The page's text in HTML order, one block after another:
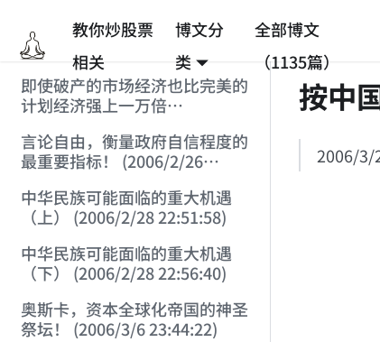
教你炒股票
相关
博文分
类
全部博文
（1135篇）
即使破产的市场经济也比完美的
计划经济强上一万倍
言论自由，衡量政府自信程度的
最重要指标！ (2006/2/26
中华民族可能面临的重大机遇
（上） (2006/2/28 22:51:58)
中华民族可能面临的重大机遇
（下） (2006/2/28 22:56:40)
奥斯卡，资本全球化帝国的神圣
祭坛！ (2006/3/6 23:44:22)
按中
2006/3/